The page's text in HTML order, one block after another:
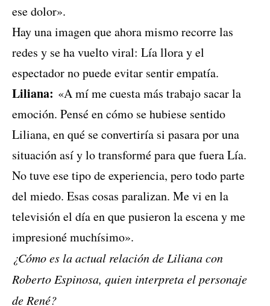
ese dolor».
Hay una imagen que ahora mismo recorre las
redes y se ha vuelto viral: Lía llora y el
espectador no puede evitar sentir empatía.
Liliana: «A mí me cuesta más trabajo sacar la
emoción. Pensé en cómo se hubiese sentido
Liliana, en qué se convertiría si pasara por una
situación así y lo transformé para que fuera Lía.
No tuve ese tipo de experiencia, pero todo parte
del miedo. Esas cosas paralizan. Me vi en la
televisión el día en que pusieron la escena y me
impresioné muchísimo».
¿Cómo es la actual relación de Liliana con
Roberto Espinosa, quien interpreta el personaje
de René?